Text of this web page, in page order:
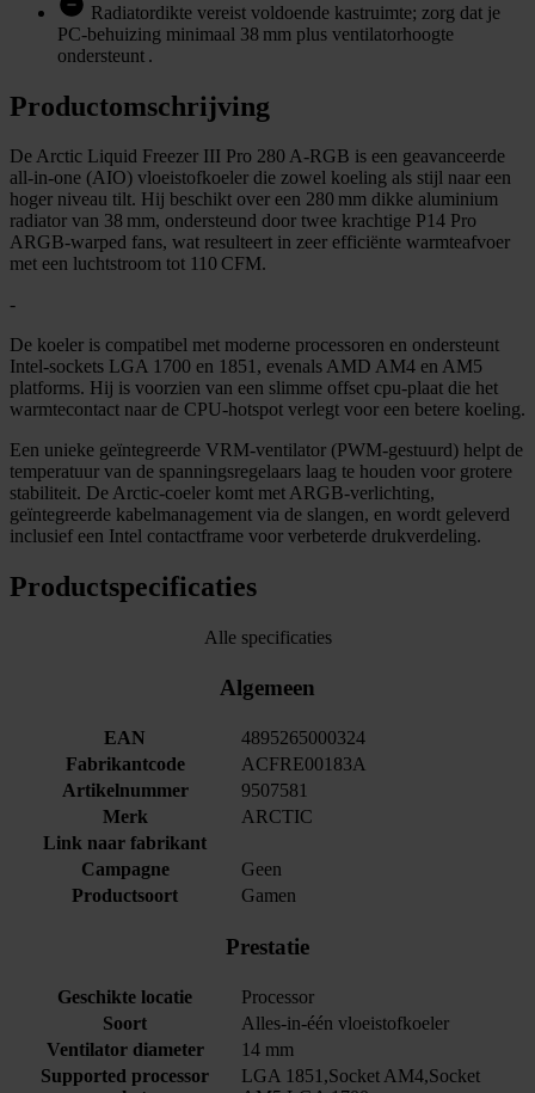
Radiatordikte vereist voldoende kastruimte; zorg dat je
PC-behuizing minimaal 38 mm plus ventilatorhoogte
ondersteunt .
Productomschrijving
De Arctic Liquid Freezer III Pro 280 A-RGB is een geavanceerde
all-in-one (AIO) vloeistofkoeler die zowel koeling als stijl naar een
hoger niveau tilt. Hij beschikt over een 280 mm dikke aluminium
radiator van 38 mm, ondersteund door twee krachtige P14 Pro
ARGB-warped fans, wat resulteert in zeer efficiënte warmteafvoer
met een luchtstroom tot 110 CFM.
-
De koeler is compatibel met moderne processoren en ondersteunt
Intel-sockets LGA 1700 en 1851, evenals AMD AM4 en AM5
platforms. Hij is voorzien van een slimme offset cpu-plaat die het
warmtecontact naar de CPU‑hotspot verlegt voor een betere koeling.
Een unieke geïntegreerde VRM‑ventilator (PWM-gestuurd) helpt de
temperatuur van de spanningsregelaars laag te houden voor grotere
stabiliteit. De Arctic-coeler komt met ARGB‑verlichting,
geïntegreerde kabelmanagement via de slangen, en wordt geleverd
inclusief een Intel contactframe voor verbeterde drukverdeling.
Productspecificaties
Alle specificaties
Algemeen
EAN
4895265000324
Fabrikantcode
ACFRE00183A
Artikelnummer
9507581
Merk
ARCTIC
Link naar fabrikant
Campagne
Geen
Productsoort
Gamen
Prestatie
Geschikte locatie
Processor
Soort
Alles-in-één vloeistofkoeler
Ventilator diameter
14 mm
Supported processor
LGA 1851,Socket AM4,Socket